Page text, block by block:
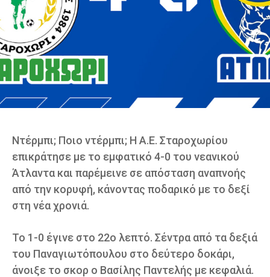
Ντέρμπι; Ποιο ντέρμπι; Η Α.Ε. Σταροχωρίου
επικράτησε με το εμφατικό 4-0 του νεανικού
Άτλαντα και παρέμεινε σε απόσταση αναπνοής
από την κορυφή, κάνοντας ποδαρικό με το δεξί
στη νέα χρονιά.
Το 1-0 έγινε στο 22ο λεπτό. Σέντρα από τα δεξιά
του Παναγιωτόπουλου στο δεύτερο δοκάρι,
άνοιξε το σκορ ο Βασίλης Παντελής με κεφαλιά.